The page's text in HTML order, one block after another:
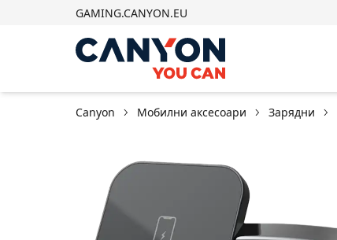
GAMING.CANYON.EU
Canyon Мобилни аксесоари Зарядни